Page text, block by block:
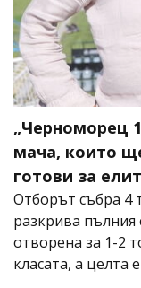
„Черноморец
мача, които
готови за
Отборът събра 4
разкрива пълния
отворена за 1-2
класата, а целта